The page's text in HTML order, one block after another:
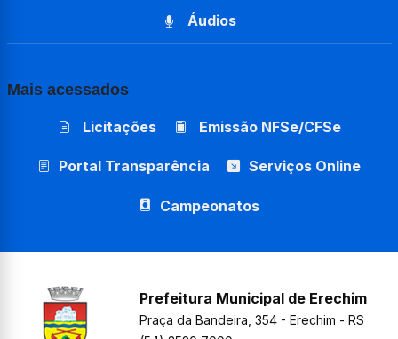
Áudios
Mais acessados
Licitações Emissão NFSe/CFSe
Portal Transparência Serviços Online
Campeonatos
Prefeitura Municipal de Erechim
Praça da Bandeira, 354 - Erechim - RS